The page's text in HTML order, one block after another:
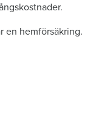
en hemförsäkring.